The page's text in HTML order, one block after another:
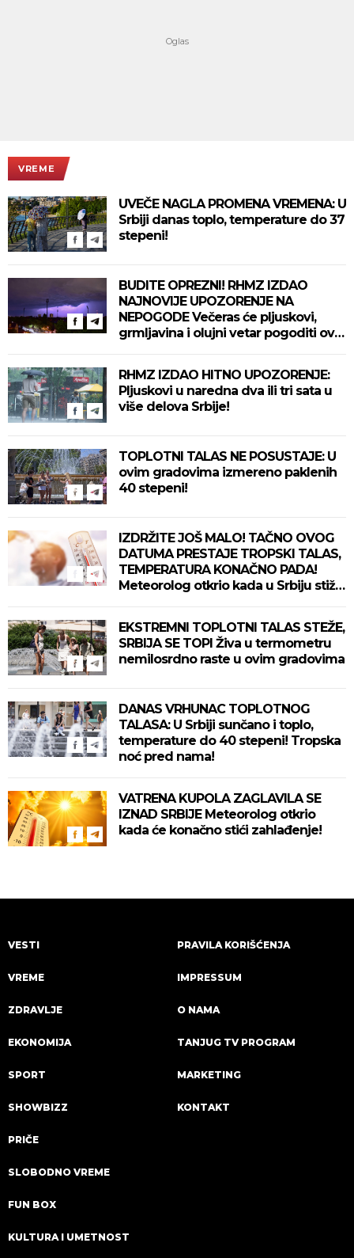
VREME
UVEČE NAGLA PROMENA VREMENA: U
Srbiji danas toplo, temperature do 37
stepeni!
BUDITE OPREZNI! RHMZ IZDAO
NAJNOVIJE UPOZORENJE NA
NEPOGODE Večeras će pljuskovi,
grmljavina i olujni vetar pogoditi ove
RHMZ IZDAO HITNO UPOZORENJE:
Pljuskovi u naredna dva ili tri sata u
više delova Srbije!
TOPLOTNI TALAS NE POSUSTAJE: U
ovim gradovima izmereno paklenih
40 stepeni!
IZDRŽITE JOŠ MALO! TAČNO OVOG
DATUMA PRESTAJE TROPSKI TALAS,
TEMPERATURA KONAČNO PADA!
Meteorolog otkrio kada u Srbiju stiže
EKSTREMNI TOPLOTNI TALAS STEŽE,
SRBIJA SE TOPI Živa u termometru
nemilosrdno raste u ovim gradovima
DANAS VRHUNAC TOPLOTNOG
TALASA: U Srbiji sunčano i toplo,
temperature do 40 stepeni! Tropska
noć pred nama!
VATRENA KUPOLA ZAGLAVILA SE
IZNAD SRBIJE Meteorolog otkrio
kada će konačno stići zahlađenje!
VESTI
VREME
ZDRAVLJE
EKONOMIJA
SPORT
SHOWBIZZ
PRIČE
SLOBODNO VREME
FUN BOX
KULTURA I UMETNOST
PRAVILA KORIŠĆENJA
IMPRESSUM
O NAMA
TANJUG TV PROGRAM
MARKETING
KONTAKT